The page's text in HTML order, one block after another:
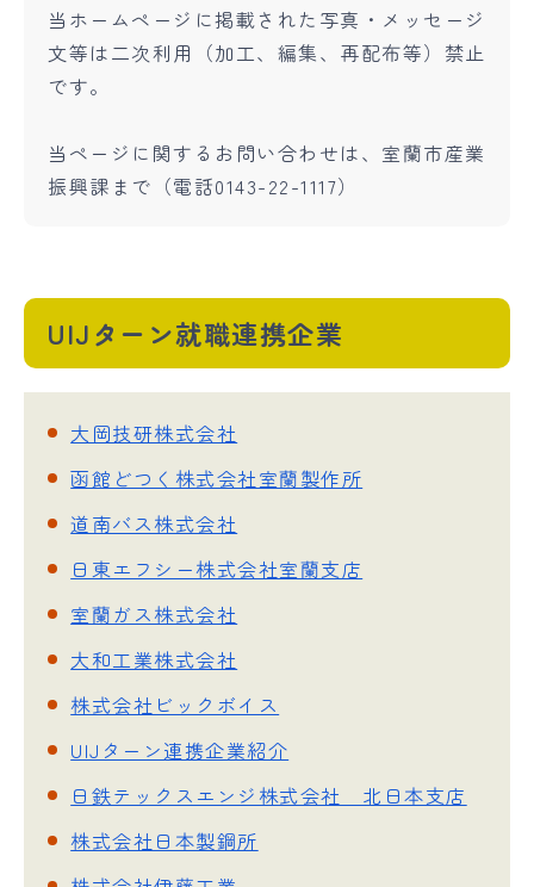
当ホームページに掲載された写真・メッセージ
文等は二次利用（加工、編集、再配布等）禁止
です。
当ページに関するお問い合わせは、室蘭市産業
振興課まで（電話0143-22-1117）
UIJターン就職連携企業
大岡技研株式会社
函館どつく株式会社室蘭製作所
道南バス株式会社
日東エフシー株式会社室蘭支店
室蘭ガス株式会社
大和工業株式会社
株式会社ビックボイス
UIJターン連携企業紹介
日鉄テックスエンジ株式会社 北日本支店
株式会社日本製鋼所